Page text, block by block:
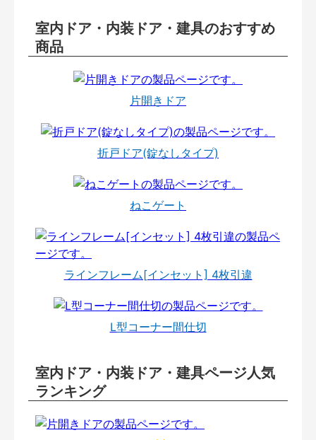
室内ドア・内装ドア・建具のおすすめ
商品
片開きドア
折戸ドア(錠なしタイプ)
ねこゲート
ラインフレーム[インセット] 4枚引違
L型コーナー間仕切
室内ドア・内装ドア・建具ページ人気
ランキング